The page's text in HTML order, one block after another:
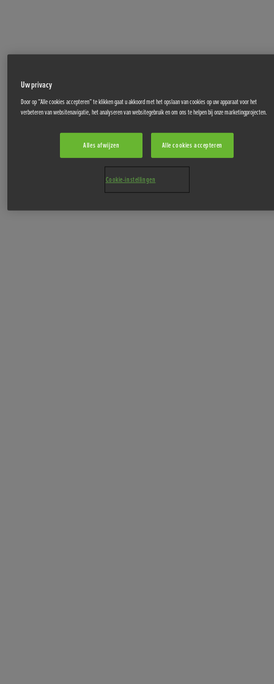
Aanbiedingen
Uw privacy
Door op “Alle cookies accepteren” te klikken gaat u akkoord met het opslaan van cookies op uw apparaat voor het
verbeteren van websitenavigatie, het analyseren van websitegebruik en om ons te helpen bij onze marketingprojecten.
Alles afwijzen Alle cookies accepteren
Cookie-instellingen